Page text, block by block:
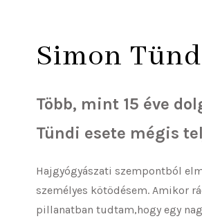
Simon
Több, mint 15 éve
Tündi esete mégis
Hajgyógyászati szempontból
személyes kötödésem. Amikor
pillanatban tudtam,hogy egy